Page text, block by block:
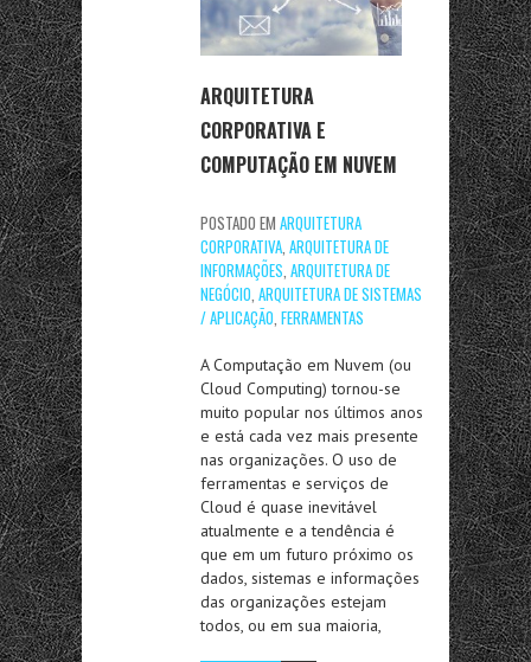
ARQUITETURA
CORPORATIVA E
COMPUTAÇÃO EM NUVEM
POSTADO EM ARQUITETURA
CORPORATIVA, ARQUITETURA DE
INFORMAÇÕES, ARQUITETURA DE
NEGÓCIO, ARQUITETURA DE SISTEMAS
/ APLICAÇÃO, FERRAMENTAS
A Computação em Nuvem (ou
Cloud Computing) tornou-se
muito popular nos últimos anos
e está cada vez mais presente
nas organizações. O uso de
ferramentas e serviços de
Cloud é quase inevitável
atualmente e a tendência é
que em um futuro próximo os
dados, sistemas e informações
das organizações estejam
todos, ou em sua maioria,